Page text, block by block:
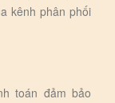
kênh phân phối
toán đảm bảo